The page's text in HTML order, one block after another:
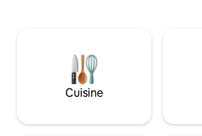
Pour la paix et la détente de tous les
voyageurs, veuillez noter que nous
n'autorisons pas les animaux de
compagnie ou les enfants de moins de
confiance, en sachant que nous avons
Cuisine